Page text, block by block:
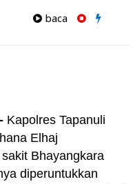
baca
Kapolres Tapanuli
Elhaj
Bhayangkara
diperuntukkan